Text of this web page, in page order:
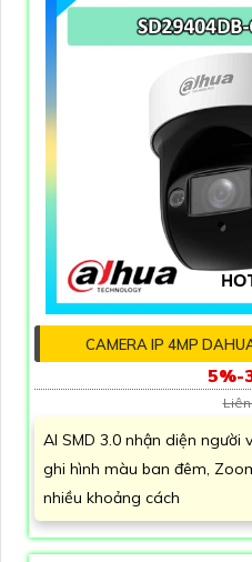
CAMERA IP 4MP
5%-
AI SMD 3.0 nhận diện người
ghi hình màu ban đêm,
nhiều khoảng cách